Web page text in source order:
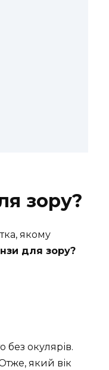
зору?
якому
для зору?
без окулярів.
який вік